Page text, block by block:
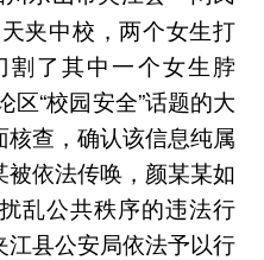
夹中校，两个女生打
了其中一个女生脖
区“校园安全”话题的大
查，确认该信息纯属
依法传唤，颜某某如
乱公共秩序的违法行
县公安局依法予以行